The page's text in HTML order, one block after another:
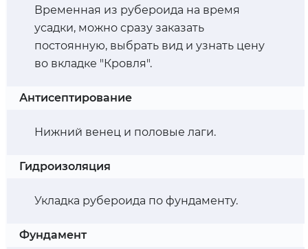
Временная из рубероида на время
усадки, можно сразу заказать
постоянную, выбрать вид и узнать цену
во вкладке "Кровля".
Антисептирование
Нижний венец и половые лаги.
Гидроизоляция
Укладка рубероида по фундаменту.
Фундамент